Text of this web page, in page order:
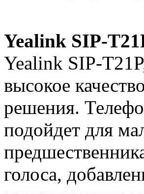
Yealink SIP-
Yealink SIP-
высокое
решения.
подойдет для
голоса,